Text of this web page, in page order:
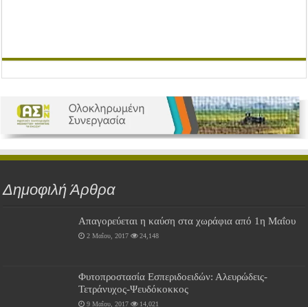
Δημοφιλή Άρθρα
Απαγορεύεται η καύση στα χωράφια από 1η Μαΐου
2 Μαΐου, 2017 24,148
Φυτοπροστασία Εσπεριδοειδών: Αλευρώδεις-
Τετράνυχος-Ψευδόκοκκος
9 Μαΐου, 2017 14,021